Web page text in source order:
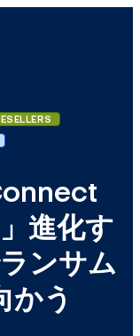
進化す
ンサム
かう